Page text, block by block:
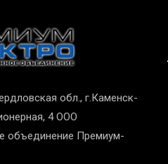
обл., г.Каменск-
4 ООО
объединение Премиум-